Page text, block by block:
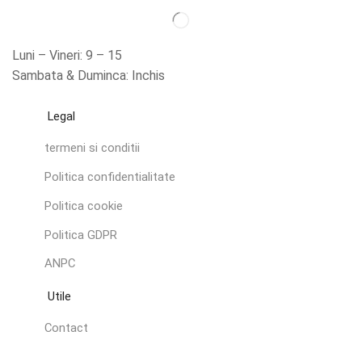
Luni – Vineri: 9 – 15
Sambata & Duminca: Inchis
Legal
termeni si conditii
Politica confidentialitate
Politica cookie
Politica GDPR
ANPC
Utile
Contact